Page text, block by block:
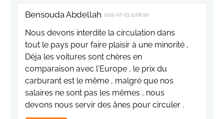
Bensouda Abdellah 2025-07-23 11:08:00
Nous devons interdite la circulation dans
tout le pays pour faire plaisir à une minorité ,
Déja les voitures sont chères en
comparaison avec l'Europe , le prix du
carburant est le même , malgré que nos
salaires ne sont pas les mêmes , nous
devons nous servir des ânes pour circuler .